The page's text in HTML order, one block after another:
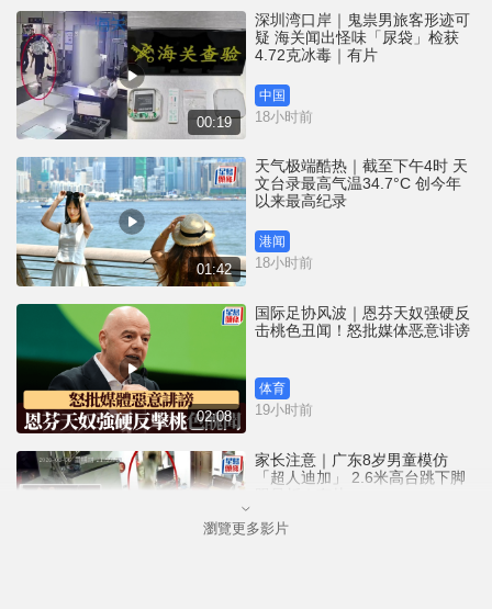
00:19
深圳湾口岸｜鬼祟男旅客形迹可
疑 海关闻出怪味「尿袋」检获
4.72克冰毒｜有片
中国
18小时前
01:42
天气极端酷热｜截至下午4时 天
文台录最高气温34.7°C 创今年
以来最高纪录
港闻
18小时前
02:08
国际足协风波｜恩芬天奴强硬反
击桃色丑闻！怒批媒体恶意诽谤
体育
19小时前
家长注意｜广东8岁男童模仿
「超人迪加」 2.6米高台跳下脚
中国
瀏覽更多影片